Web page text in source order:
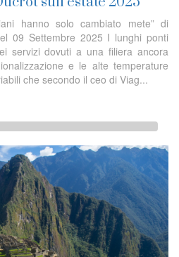
hanno solo cambiato mete” di
09 Settembre 2025 I lunghi ponti
servizi dovuti a una filiera ancora
e le alte temperature
che secondo il ceo di Viag...